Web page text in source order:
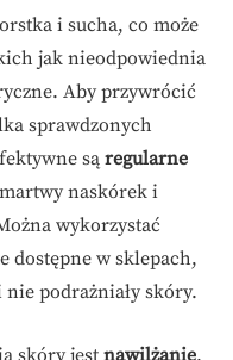
i sucha, co może
jak nieodpowiednia
Aby przywrócić
sprawdzonych
są regularne
naskórek i
wykorzystać
dostępne w sklepach,
nie podrażniały skóry.
skóry jest nawilżanie.